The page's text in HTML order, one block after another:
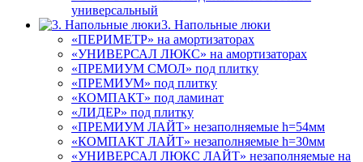
универсальный
3. Напольные люки
«ПЕРИМЕТР» на амортизаторах
«УНИВЕРСАЛ ЛЮКС» на амортизаторах
«ПРЕМИУМ СМОЛ» под плитку
«ПРЕМИУМ» под плитку
«КОМПАКТ» под ламинат
«ЛИДЕР» под плитку
«ПРЕМИУМ ЛАЙТ» незаполняемые h=54мм
«КОМПАКТ ЛАЙТ» незаполняемые h=30мм
«УНИВЕРСАЛ ЛЮКС ЛАЙТ» незаполняемые на